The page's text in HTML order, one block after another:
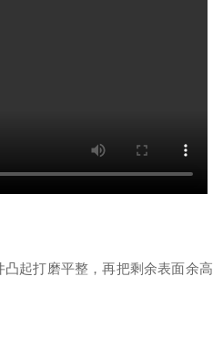
起打磨平整，再把剩余表面余高